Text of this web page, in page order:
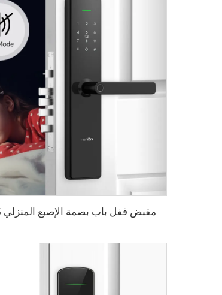
مقبض قفل باب بصمة الإصبع المنزلي Tuya T15